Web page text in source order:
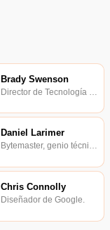
Brady Swenson
Daniel Larimer
Bytemaster, genio técnico, idiota operacional, fundador de BitShares.
Chris Connolly
Diseñador de Google.